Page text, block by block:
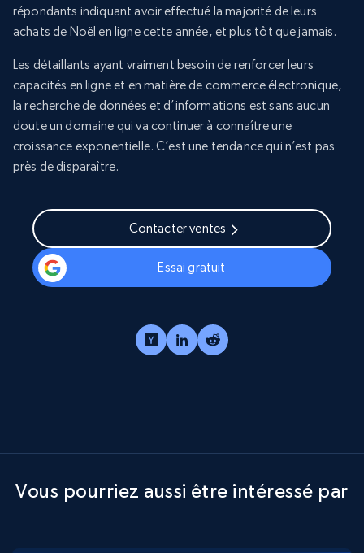
répondants indiquant avoir effectué la majorité de leurs
achats de Noël en ligne cette année, et plus tôt que jamais.
Les détaillants ayant vraiment besoin de renforcer leurs
capacités en ligne et en matière de commerce électronique,
la recherche de données et d’informations est sans aucun
doute un domaine qui va continuer à connaître une
croissance exponentielle. C’est une tendance qui n’est pas
près de disparaître.
Contacter ventes
Essai gratuit
Vous pourriez aussi être intéressé par